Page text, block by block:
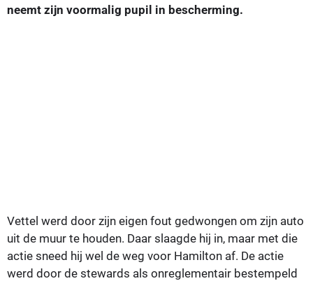
neemt zijn voormalig pupil in bescherming.
Vettel werd door zijn eigen fout gedwongen om zijn auto
uit de muur te houden. Daar slaagde hij in, maar met die
actie sneed hij wel de weg voor Hamilton af. De actie
werd door de stewards als onreglementair bestempeld